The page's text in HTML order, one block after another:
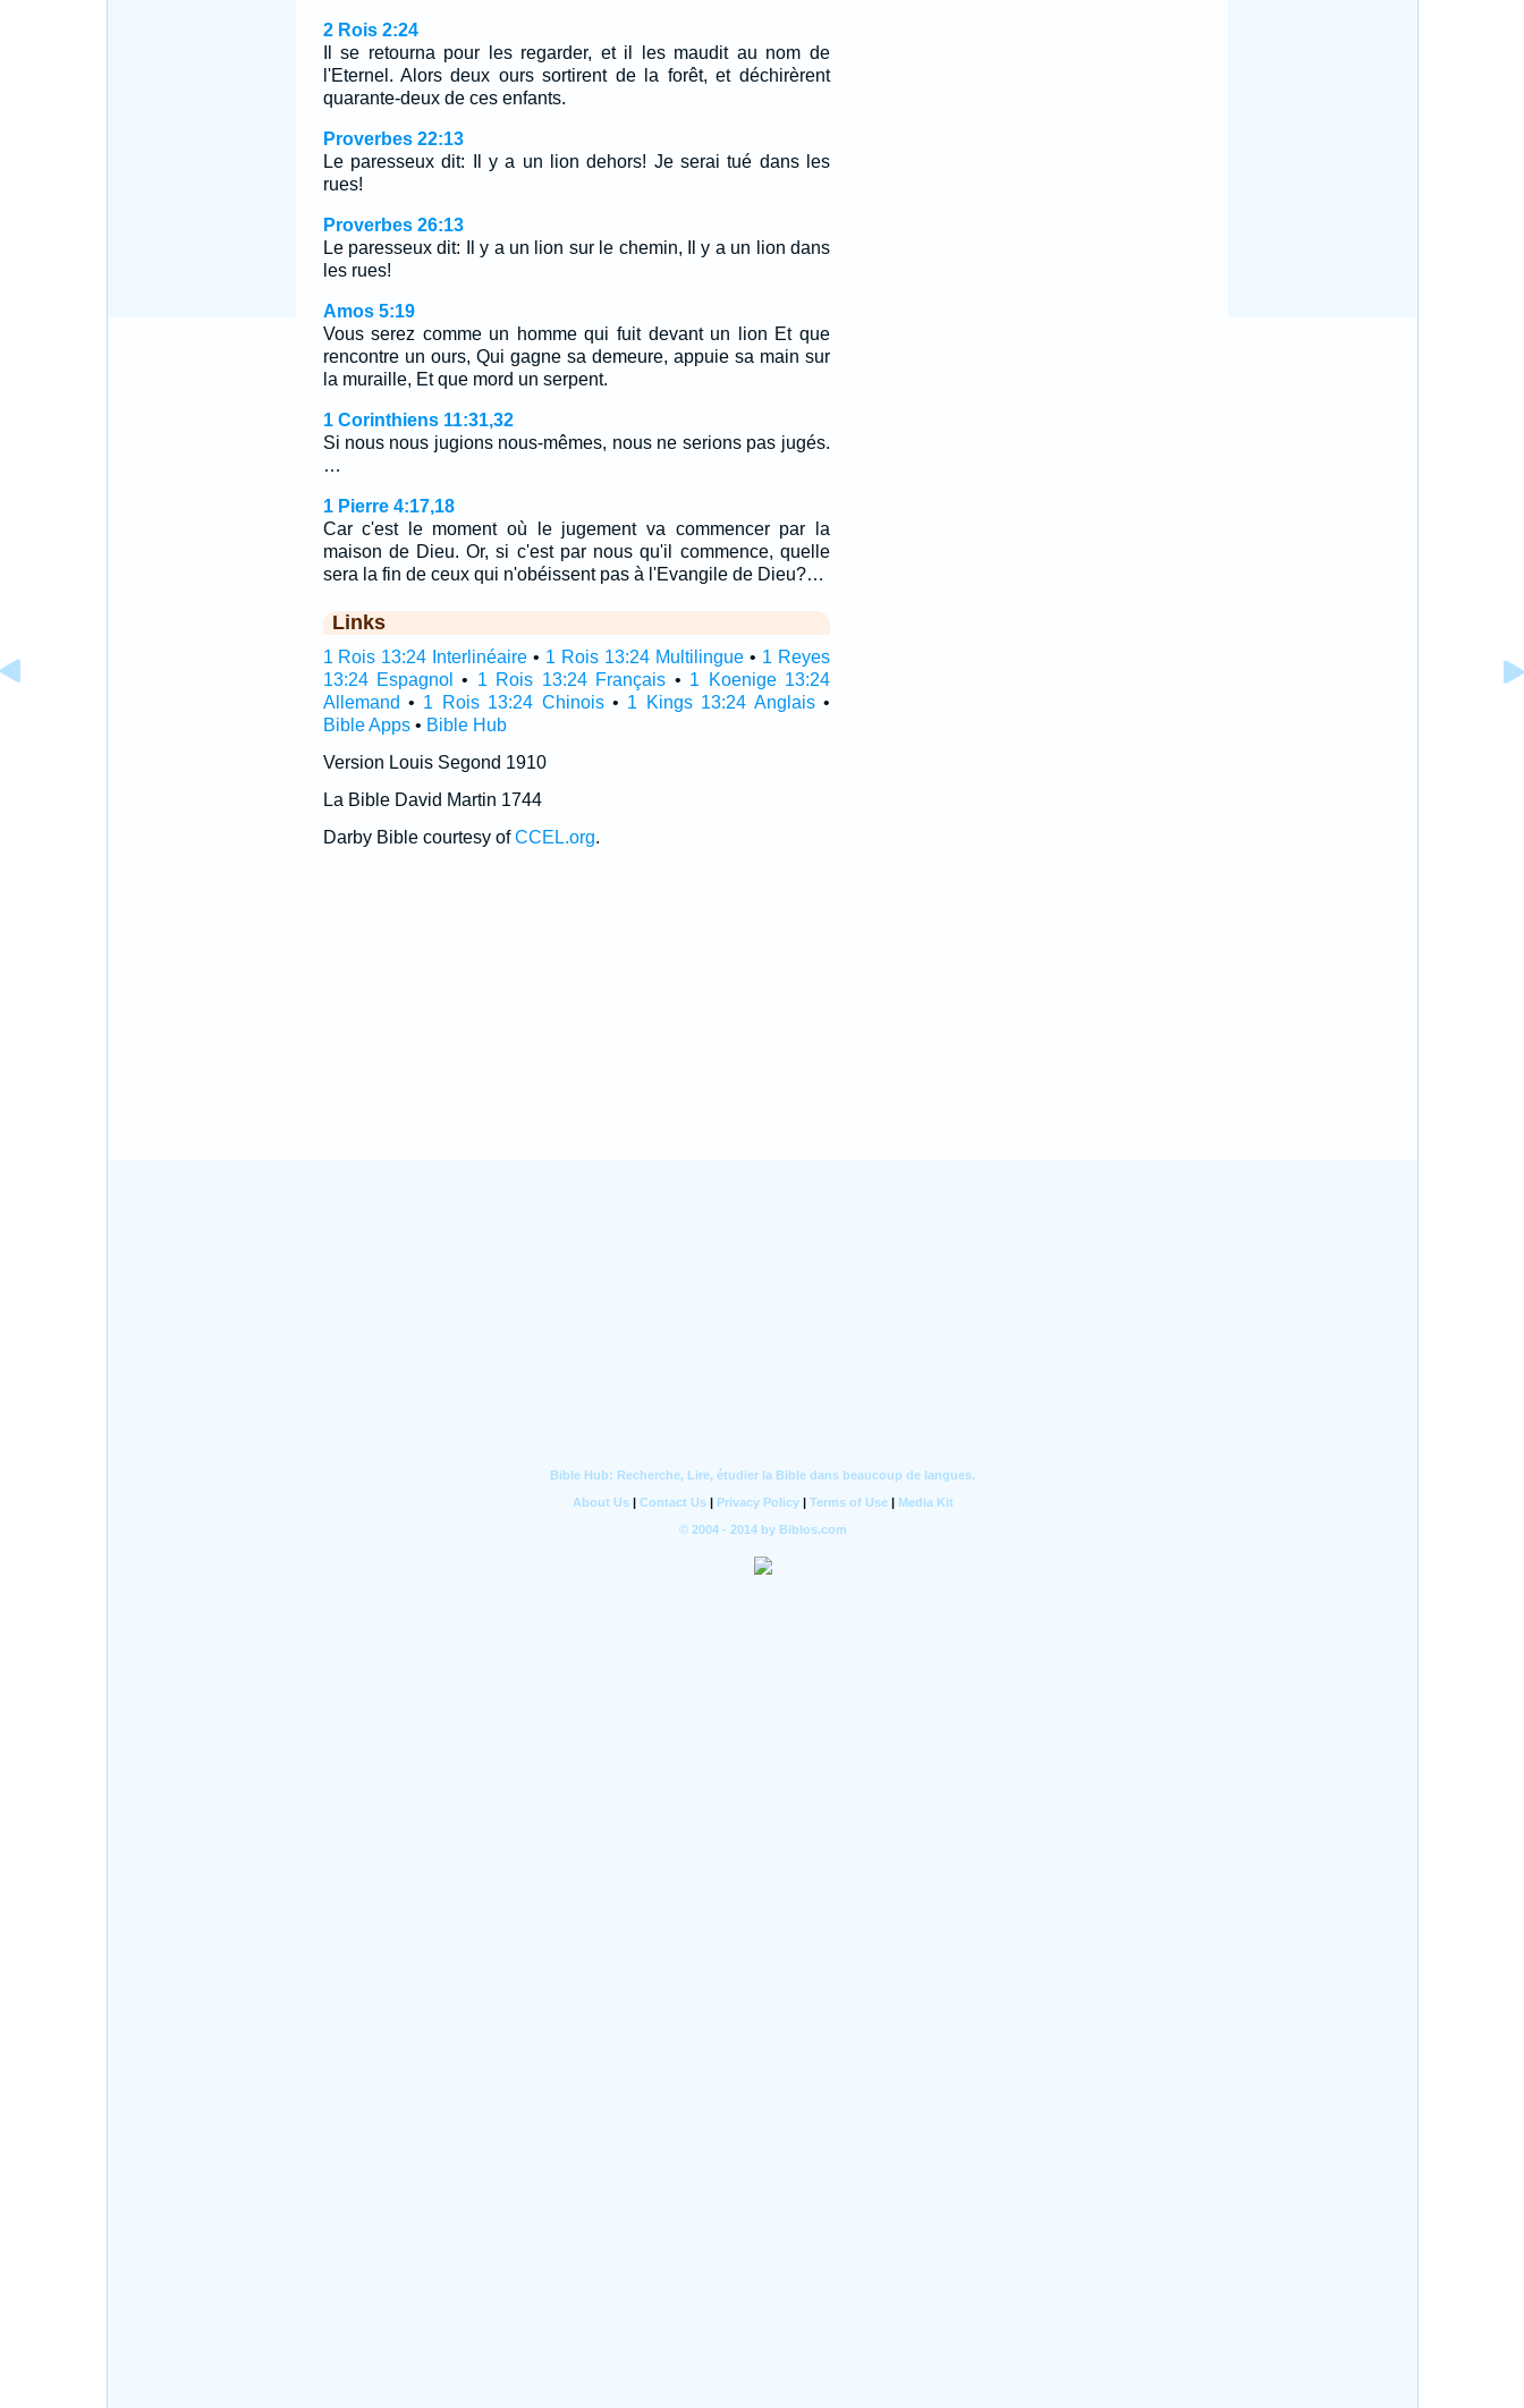
2 Rois 2:24
Il se retourna pour les regarder, et il les maudit au nom de
l'Eternel. Alors deux ours sortirent de la forêt, et déchirèrent
quarante-deux de ces enfants.
Proverbes 22:13
Le paresseux dit: Il y a un lion dehors! Je serai tué dans les
rues!
Proverbes 26:13
Le paresseux dit: Il y a un lion sur le chemin, Il y a un lion dans
les rues!
Amos 5:19
Vous serez comme un homme qui fuit devant un lion Et que
rencontre un ours, Qui gagne sa demeure, appuie sa main sur
la muraille, Et que mord un serpent.
1 Corinthiens 11:31,32
Si nous nous jugions nous-mêmes, nous ne serions pas jugés.
…
1 Pierre 4:17,18
Car c'est le moment où le jugement va commencer par la
maison de Dieu. Or, si c'est par nous qu'il commence, quelle
sera la fin de ceux qui n'obéissent pas à l'Evangile de Dieu?…
Links
1 Rois 13:24 Interlinéaire • 1 Rois 13:24 Multilingue • 1 Reyes
13:24 Espagnol
• 1 Rois 13:24 Français • 1 Koenige 13:24
Allemand • 1 Rois 13:24 Chinois• 1 Kings 13:24 Anglais•
Bible Apps• Bible Hub
Version Louis Segond 1910
La Bible David Martin 1744
Darby Bible courtesy ofCCEL.org.